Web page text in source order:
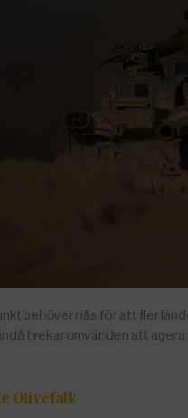
behöver nås för att fler
tvekar omvärlden att
Olivefalk